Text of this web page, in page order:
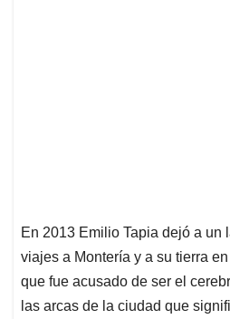
En 2013 Emilio Tapia dejó a un
viajes a Montería y a su tierra
que fue acusado de ser el
las arcas de la ciudad que